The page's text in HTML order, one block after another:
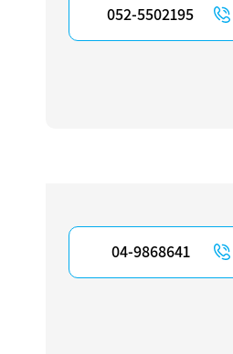
052-5502195
04-9868641